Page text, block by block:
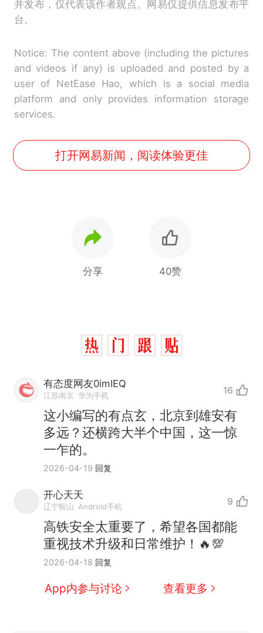
并发布，仅代表该作者观点。网易仅提供信息发布平
台。
Notice: The content above (including the pictures
and videos if any) is uploaded and posted by a
user of NetEase Hao, which is a social media
platform and only provides information storage
services.
打开网易新闻，阅读体验更佳
分享 40赞
有态度网友0imIEQ
江苏南京 华为手机 16
这小编写的有点玄，北京到雄安有
多远？还横跨大半个中国，这一惊
一乍的。
2026-04-19 回复
开心天天
辽宁鞍山 Android手机 9
高铁安全太重要了，希望各国都能
重视技术升级和日常维护！🔥💯
2026-04-18 回复
App内参与讨论 查看更多